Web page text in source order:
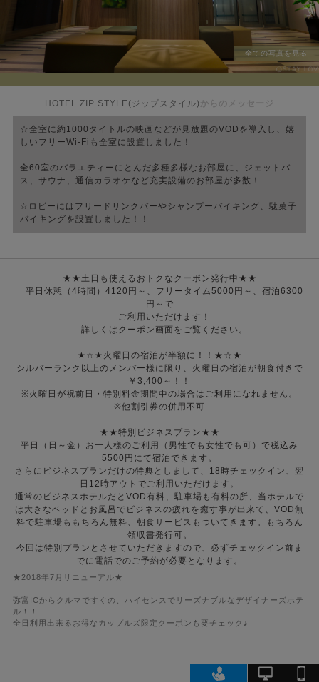
全ての写真を見る
HOTEL ZIP STYLE(ジップスタイル) からのメッセージ
☆全室に約1000タイトルの映画などが見放題のVODを導入し、嬉
しいフリーWi-Fiも全室に設置しました！
全60室のバラエティーにとんだ多種多様なお部屋に、ジェットバ
ス、サウナ、通信カラオケなど充実設備のお部屋が多数！
☆ロビーにはフリードリンクバーやシャンプーバイキング、駄菓子
バイキングを設置しました！！
★★土日も使えるおトクなクーポン発行中★★
平日休憩（4時間）4120円～、フリータイム5000円～、宿泊6300
円～で
ご利用いただけます！
詳しくはクーポン画面をご覧ください。
★☆★火曜日の宿泊が半額に！！★☆★
シルバーランク以上のメンバー様に限り、火曜日の宿泊が朝食付きで
￥3,400～！！
※火曜日が祝前日・特別料金期間中の場合はご利用になれません。
※他割引券の併用不可
★★特別ビジネスプラン★★
平日（日～金）お一人様のご利用（男性でも女性でも可）で税込み
5500円にて宿泊できます。
さらにビジネスプランだけの特典としまして、18時チェックイン、翌
日12時アウトでご利用いただけます。
通常のビジネスホテルだとVOD有料、駐車場も有料の所、当ホテルで
は大きなベッドとお風呂でビジネスの疲れを癒す事が出来て、VOD無
料で駐車場ももちろん無料、朝食サービスもついてきます。もちろん
領収書発行可。
今回は特別プランとさせていただきますので、必ずチェックイン前ま
でに電話でのご予約が必要となります。
★2018年7月リニューアル★
弥富ICからクルマですぐの、ハイセンスでリーズナブルなデザイナーズホテ
ル！！
全日利用出来るお得なカップルズ限定クーポンも要チェック♪